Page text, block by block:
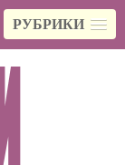
РУБРИКИ